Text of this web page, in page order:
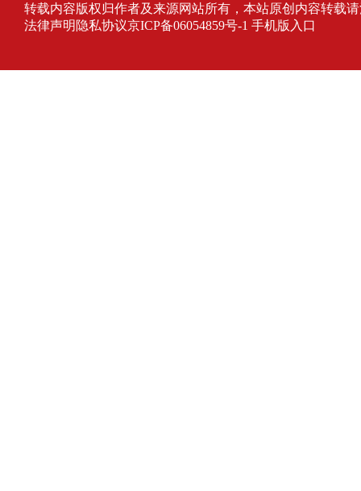
转载内容版权归作者及来源网站所有，本站原创内容转载
法律声明隐私协议京ICP备06054859号-1 手机版入口